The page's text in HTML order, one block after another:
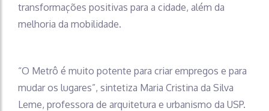
transformações positivas para a cidade, além da
melhoria da mobilidade.
“O Metrô é muito potente para criar empregos e para
mudar os lugares”, sintetiza Maria Cristina da Silva
Leme, professora de arquitetura e urbanismo da USP.